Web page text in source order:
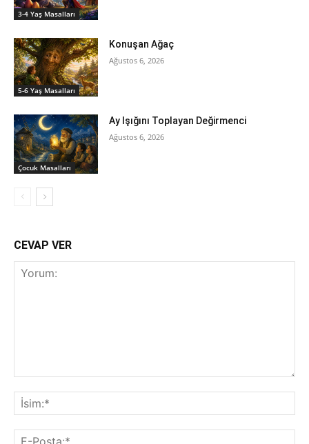
3-4 Yaş Masalları
5-6 Yaş Masalları
Konuşan Ağaç
Ağustos 6, 2026
‍Çocuk Masalları
Ay Işığını Toplayan Değirmenci
Ağustos 6, 2026
CEVAP VER